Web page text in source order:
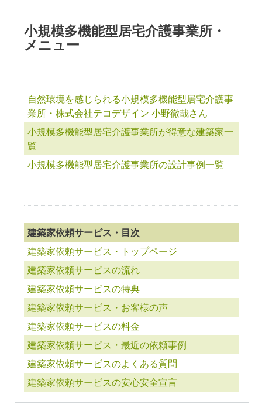
小規模多機能型居宅介護事業所・
メニュー
自然環境を感じられる小規模多機能型居宅介護事
業所・株式会社テコデザイン 小野徹哉さん
小規模多機能型居宅介護事業所が得意な建築家一
覧
小規模多機能型居宅介護事業所の設計事例一覧
建築家依頼サービス・目次
建築家依頼サービス・トップページ
建築家依頼サービスの流れ
建築家依頼サービスの特典
建築家依頼サービス・お客様の声
建築家依頼サービスの料金
建築家依頼サービス・最近の依頼事例
建築家依頼サービスのよくある質問
建築家依頼サービスの安心安全宣言